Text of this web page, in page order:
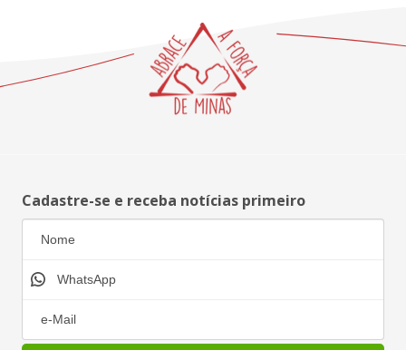
Cadastre-se e receba notícias primeiro